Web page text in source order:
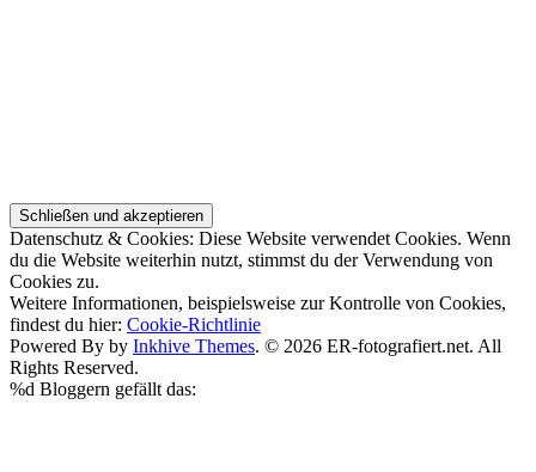
Datenschutz & Cookies: Diese Website verwendet Cookies. Wenn
du die Website weiterhin nutzt, stimmst du der Verwendung von
Cookies zu.
Weitere Informationen, beispielsweise zur Kontrolle von Cookies,
findest du hier: Cookie-Richtlinie
Powered By by Inkhive Themes. © 2026 ER-fotografiert.net. All
Rights Reserved.
%d Bloggern gefällt das: